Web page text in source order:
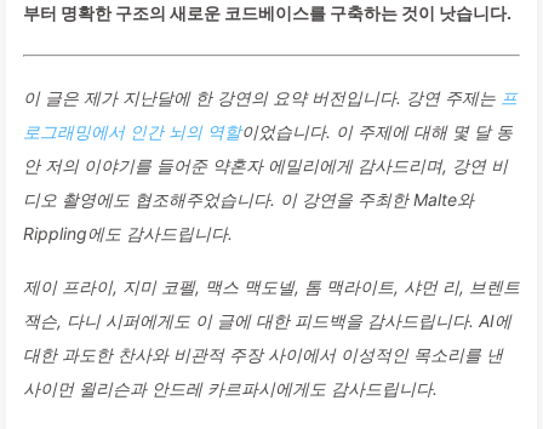
부터 명확한 구조의 새로운 코드베이스를 구축하는 것이 낫습니다.
이 글은 제가 지난달에 한 강연의 요약 버전입니다. 강연 주제는 프
로그래밍에서 인간 뇌의 역할이었습니다. 이 주제에 대해 몇 달 동
안 저의 이야기를 들어준 약혼자 에밀리에게 감사드리며, 강연 비
디오 촬영에도 협조해주었습니다. 이 강연을 주최한 Malte와
Rippling에도 감사드립니다.
제이 프라이, 지미 코펠, 맥스 맥도넬, 톰 맥라이트, 샤먼 리, 브렌트
잭슨, 다니 시퍼에게도 이 글에 대한 피드백을 감사드립니다. AI에
대한 과도한 찬사와 비관적 주장 사이에서 이성적인 목소리를 낸
사이먼 윌리슨과 안드레 카르파시에게도 감사드립니다.